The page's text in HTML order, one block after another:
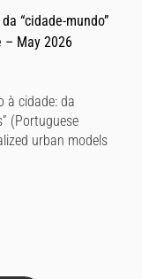
“cidade-mundo”
– May 2026
à cidade: da
(Portuguese
urban models